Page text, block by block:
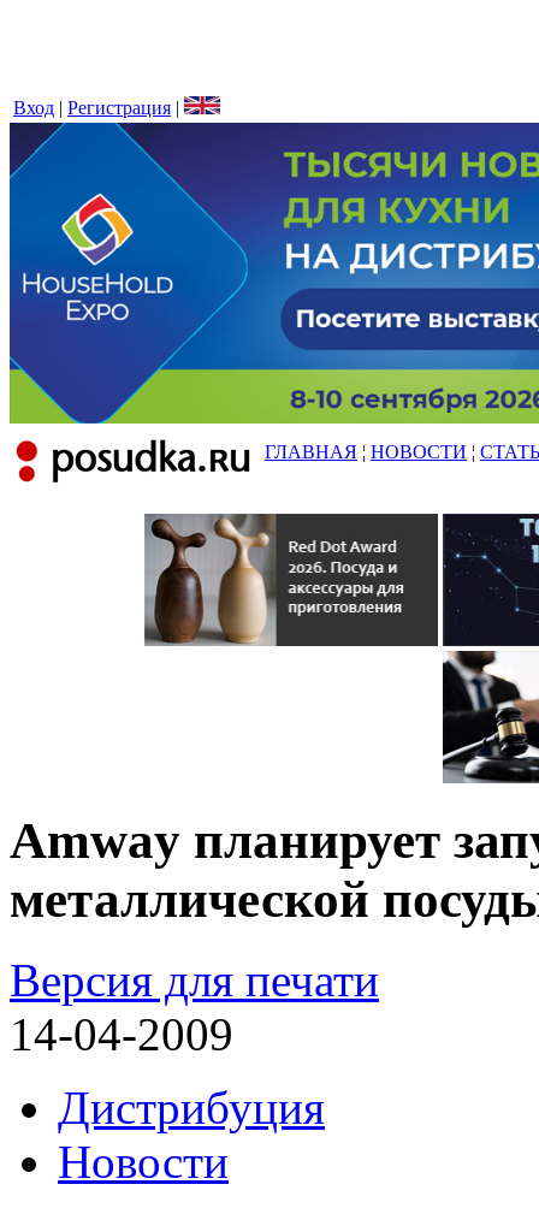
Вход | Регистрация |
ГЛАВНАЯ ¦ НОВОСТИ ¦
Amway планирует
металлической
Версия для печати
14-04-2009
Дистрибуция
Новости